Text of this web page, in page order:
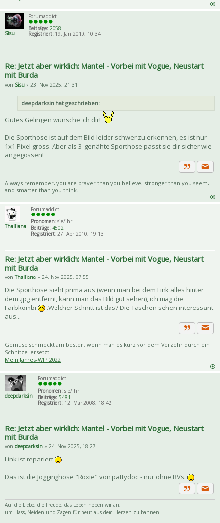
Sisu
Forumaddict
Beiträge: 2058
Registriert:19. Jan 2010, 10:34
Re: Jetzt aber wirklich: Mantel - Vorbei mit Vogue, Neustart
mit Burda
von Sisu » 23. Nov 2025, 21:31
deepdarksin hat geschrieben:
Gutes Gelingen wünsche ich dir!
Die Sporthose ist auf dem Bild leider schwer zu erkennen, es ist nur
1x1 Pixel gross. Aber als 3. genähte Sporthose passt sie dir sicher wie
angegossen!
Zitat
Always remember, you are braver than you believe, stronger than you seem,
and smarter than you think.
Thalliana
Forumaddict
Pronomen: sie/ihr
Beiträge: 4502
Registriert: 27. Apr 2010, 19:13
Re: Jetzt aber wirklich: Mantel - Vorbei mit Vogue, Neustart
mit Burda
vonThalliana » 24. Nov 2025, 07:55
Die Sporthose sieht prima aus (wenn man bei dem Link alles hinter
dem .jpg entfernt, kann man das Bild gut sehen), ich mag die
Farbkombi
.Welcher Schnitt ist das? Die Taschen sehen interessant
aus...
Zitat
Gemüse schmeckt am besten, wenn man es kurz vor dem Verzehr durch ein
Schnitzel ersetzt!
Mein Jahres-WIP 2022
deepdarksin
Forumaddict
Pronomen: sie/ihr
Beiträge: 5481
Registriert: 12. Mär 2008, 18:42
Re: Jetzt aber wirklich: Mantel - Vorbei mit Vogue, Neustart
mit Burda
von deepdarksin » 24. Nov 2025, 18:27
Link ist repariert
Das ist die Jogginghose "Roxie" von pattydoo - nur ohne RVs.
Zitat
Auf die Liebe, die Freude, das Leben heben wir an,
um Hass, Neiden und Zagen für heut aus dem Herzen zu bannen!